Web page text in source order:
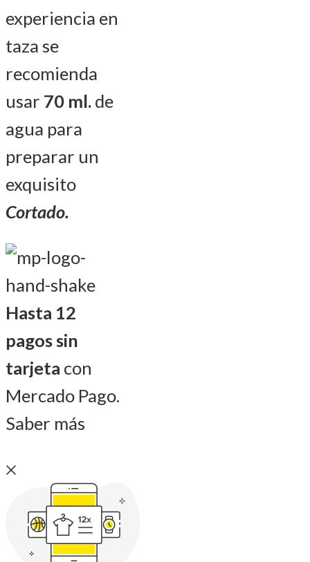
experiencia en
taza se
recomienda
usar 70 ml. de
agua para
preparar un
exquisito
Cortado.
Hasta 12
pagos sin
tarjeta con
Mercado Pago.
Saber más